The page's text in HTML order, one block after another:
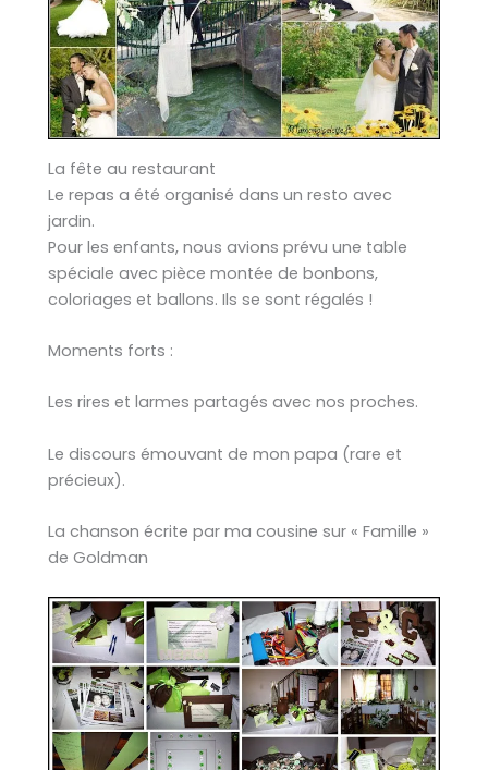
La fête au restaurant
Le repas a été organisé dans un resto avec
jardin.
Pour les enfants, nous avions prévu une table
spéciale avec pièce montée de bonbons,
coloriages et ballons. Ils se sont régalés !
Moments forts :
Les rires et larmes partagés avec nos proches.
Le discours émouvant de mon papa (rare et
précieux).
La chanson écrite par ma cousine sur « Famille »
de Goldman